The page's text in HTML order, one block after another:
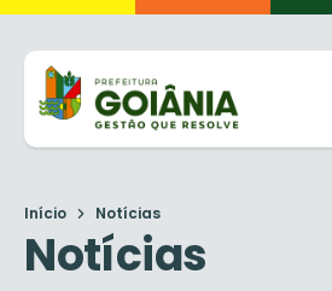
Início Notícias
Notícias